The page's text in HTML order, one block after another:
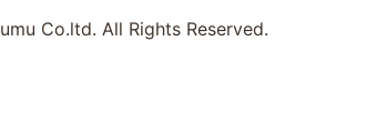
Co.ltd. All Rights Reserved.